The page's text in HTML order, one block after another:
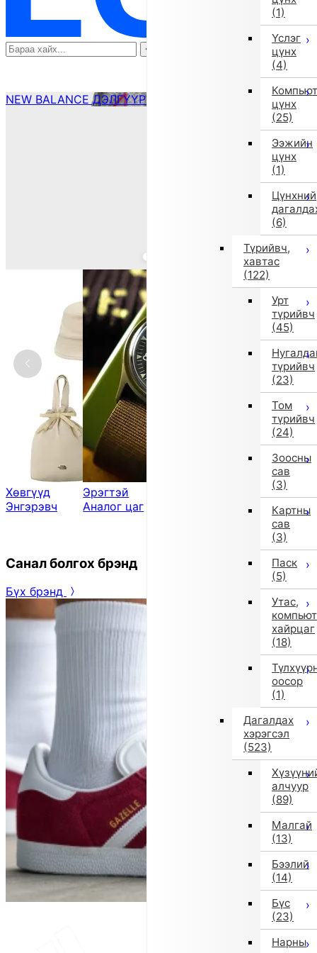
(1)
Үслэг
цүнх
(4)
цүнх
(25)
Ээжийн
цүнх
(1)
Цүнхний
(6)
Түрийвч,
хавтас
(122)
Урт
түрийвч
(45)
түрийвч
(23)
Том
түрийвч
(24)
Зоосны
сав
(3)
Картны
сав
(3)
Паск
(5)
Утас,
хайрцаг
(18)
оосор
(1)
Дагалдах
хэрэгсэл
(523)
алчуур
(89)
Малгай
(13)
Бээлий
(14)
Бүс
(23)
Нарны
NEW BALANCE ДЭЛГҮҮР ҮЗЭХ
Хөвгүүд
Энгэрэвч
Эрэгтэй
Аналог цаг
Хөвгүүд
Хөнжил,
Санал болгох брэнд
Бүх брэнд